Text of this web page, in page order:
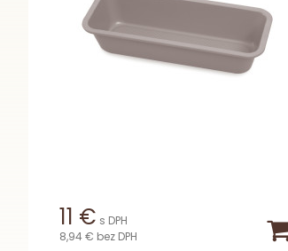
11 € s DPH
8,94 € bez DPH